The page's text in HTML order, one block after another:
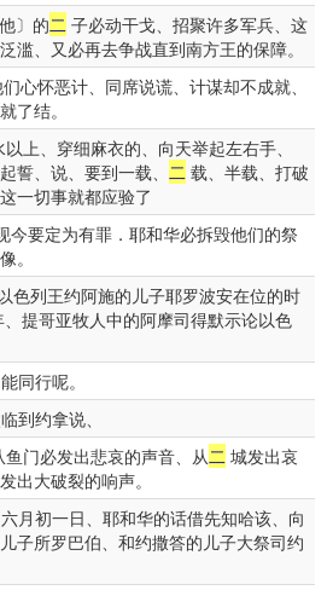
〕的二 子必动干戈、招聚许多军兵、这
滥、又必再去争战直到南方王的保障。
心怀恶计、同席说谎、计谋却不成就、
了结。
上、穿细麻衣的、向天举起左右手、
誓、说、要到一载、 二载、半载、打破
一切事就都应验了
今要定为有罪．耶和华必拆毁他们的祭
。
色列王约阿施的儿子耶罗波安在位的时
提哥亚牧人中的阿摩司得默示论以色
同行呢。
到约拿说、
门必发出悲哀的声音、从二 城发出哀
出大破裂的响声。
月初一日、耶和华的话借先知哈该、向
子所罗巴伯、和约撒答的儿子大祭司约